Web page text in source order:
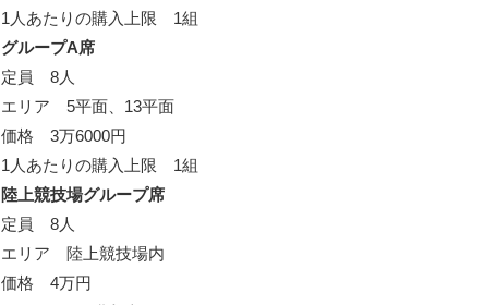
1人あたりの購入上限 1組
グループA席
定員 8人
エリア 5平面、13平面
価格 3万6000円
1人あたりの購入上限 1組
陸上競技場グループ席
定員 8人
エリア 陸上競技場内
価格 4万円